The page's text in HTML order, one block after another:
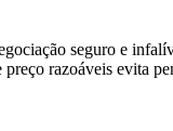
seguro e
razoáveis evita